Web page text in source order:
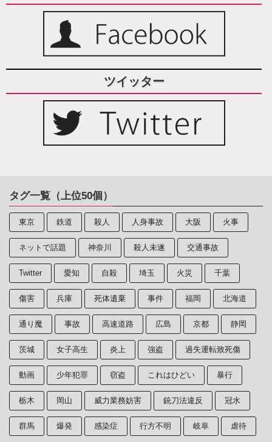
ツイッター
タグ一覧（上位50個）
東京 鉄道 殺人 人身事故 大阪 火事
ネットで話題 神奈川 殺人未遂 交通事故
Twitter 愛知 自殺 埼玉 火災 千葉
傷害 兵庫 死体遺棄 事件 福岡 北海道
通り魔 事故 高速道路 広島 京都 静岡
茨城 女子高生 炎上 強盗 過失運転致死傷
動画 少年犯罪 窃盗 これはひどい 暴行
栃木 岡山 威力業務妨害 銃刀法違反 冠水
群馬 爆発 感染症 行方不明 岐阜 虐待